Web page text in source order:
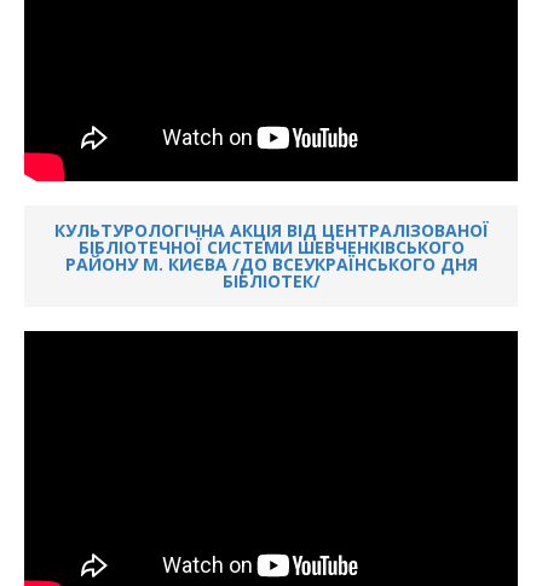
КУЛЬТУРОЛОГІЧНА АКЦІЯ ВІД ЦЕНТРАЛІЗОВАНОЇ
БІБЛІОТЕЧНОЇ СИСТЕМИ ШЕВЧЕНКІВСЬКОГО
РАЙОНУ М. КИЄВА /ДО ВСЕУКРАЇНСЬКОГО ДНЯ
БІБЛІОТЕК/